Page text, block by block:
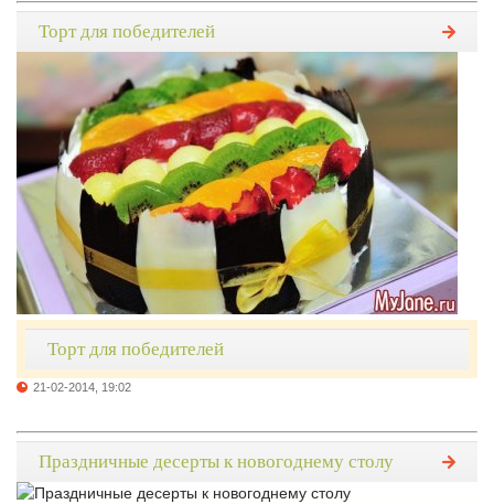
Торт для победителей
Торт для победителей
21-02-2014, 19:02
Праздничные десерты к новогоднему столу